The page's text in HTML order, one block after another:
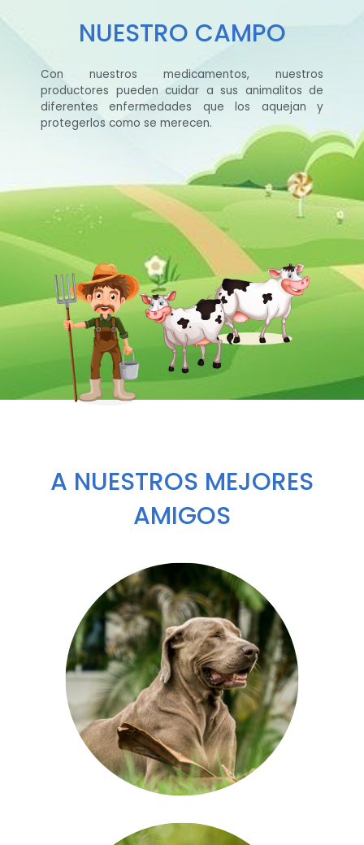
NUESTRO CAMPO
Con nuestros medicamentos, nuestros
productores pueden cuidar a sus animalitos de
diferentes enfermedades que los aquejan y
protegerlos como se merecen.
A NUESTROS MEJORES
AMIGOS